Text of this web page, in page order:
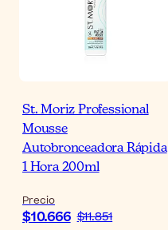
St. Moriz Professional
Mousse
Autobronceadora Rápida
1 Hora 200ml
Precio
$10.666 $11.851